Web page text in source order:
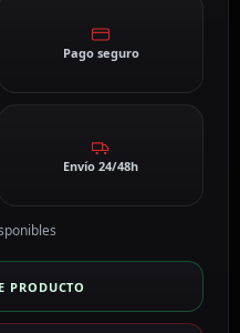
Pago seguro
Envío 24/48h
PRODUCTO